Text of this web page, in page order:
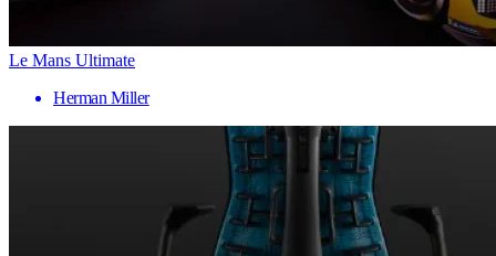
Le Mans Ultimate
Herman Miller